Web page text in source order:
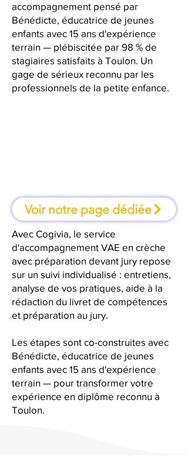
accompagnement pensé par
Bénédicte, éducatrice de jeunes
enfants avec 15 ans d'expérience
terrain — plébiscitée par 98 % de
stagiaires satisfaits à Toulon. Un
gage de sérieux reconnu par les
professionnels de la petite enfance.
Voir notre page dédiée
Avec Cogivia, le service
d'accompagnement VAE en crèche
avec préparation devant jury repose
sur un suivi individualisé : entretiens,
analyse de vos pratiques, aide à la
rédaction du livret de compétences
et préparation au jury.
Les étapes sont co-construites avec
Bénédicte, éducatrice de jeunes
enfants avec 15 ans d'expérience
terrain — pour transformer votre
expérience en diplôme reconnu à
Toulon.